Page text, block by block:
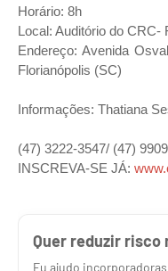
Horário: 8h
Local: Auditório do CRC-
Endereço: Avenida
Florianópolis (SC)
Informações: Thatiana
(47) 3222-3547/ (47)
INSCREVA-SE JÁ:
Quer reduzir risco
Eu ajudo